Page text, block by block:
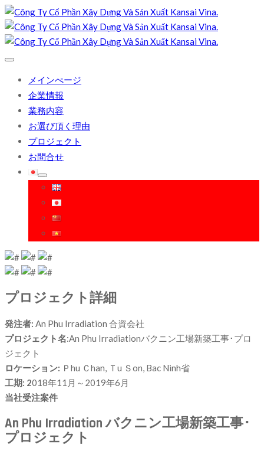
メインぺージ
企業情報
業務内容
お選び頂く理由
プロジェクト
お問合せ
プロジェクト詳細
発注者: An Phu Irradiation 合資会社
プロジェクト名:An Phu Irradiationバクニン工場新築工事･プロ
ジェクト
ロケーション: Ｐhu Ｃhan, Ｔu Ｓon, Bac Ninh省
工期: 2018年11月～2019年6月
当社受注案件
An Phu Irradiation バクニン工場新築工事･
プロジェクト